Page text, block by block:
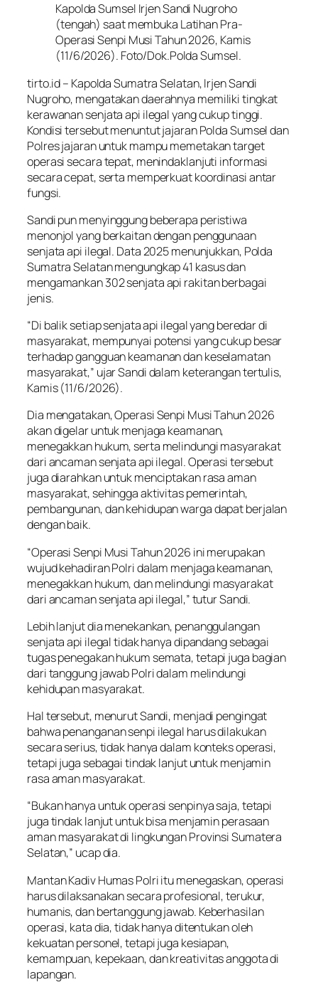
Kapolda Sumsel Irjen Sandi Nugroho
(tengah) saat membuka Latihan Pra-
Operasi Senpi Musi Tahun 2026, Kamis
(11/6/2026). Foto/Dok.Polda Sumsel.
tirto.id – Kapolda Sumatra Selatan, Irjen Sandi
Nugroho, mengatakan daerahnya memiliki tingkat
kerawanan senjata api ilegal yang cukup tinggi.
Kondisi tersebut menuntut jajaran Polda Sumsel dan
Polres jajaran untuk mampu memetakan target
operasi secara tepat, menindaklanjuti informasi
secara cepat, serta memperkuat koordinasi antar
fungsi.
Sandi pun menyinggung beberapa peristiwa
menonjol yang berkaitan dengan penggunaan
senjata api ilegal. Data 2025 menunjukkan, Polda
Sumatra Selatan mengungkap 41 kasus dan
mengamankan 302 senjata api rakitan berbagai
jenis.
“Di balik setiap senjata api ilegal yang beredar di
masyarakat, mempunyai potensi yang cukup besar
terhadap gangguan keamanan dan keselamatan
masyarakat,” ujar Sandi dalam keterangan tertulis,
Kamis (11/6/2026).
Dia mengatakan, Operasi Senpi Musi Tahun 2026
akan digelar untuk menjaga keamanan,
menegakkan hukum, serta melindungi masyarakat
dari ancaman senjata api ilegal. Operasi tersebut
juga diarahkan untuk menciptakan rasa aman
masyarakat, sehingga aktivitas pemerintah,
pembangunan, dan kehidupan warga dapat berjalan
dengan baik.
“Operasi Senpi Musi Tahun 2026 ini merupakan
wujud kehadiran Polri dalam menjaga keamanan,
menegakkan hukum, dan melindungi masyarakat
dari ancaman senjata api ilegal,” tutur Sandi.
Lebih lanjut dia menekankan, penanggulangan
senjata api ilegal tidak hanya dipandang sebagai
tugas penegakan hukum semata, tetapi juga bagian
dari tanggung jawab Polri dalam melindungi
kehidupan masyarakat.
Hal tersebut, menurut Sandi, menjadi pengingat
bahwa penanganan senpi ilegal harus dilakukan
secara serius, tidak hanya dalam konteks operasi,
tetapi juga sebagai tindak lanjut untuk menjamin
rasa aman masyarakat.
“Bukan hanya untuk operasi senpinya saja, tetapi
juga tindak lanjut untuk bisa menjamin perasaan
aman masyarakat di lingkungan Provinsi Sumatera
Selatan,” ucap dia.
Mantan Kadiv Humas Polri itu menegaskan, operasi
harus dilaksanakan secara profesional, terukur,
humanis, dan bertanggung jawab. Keberhasilan
operasi, kata dia, tidak hanya ditentukan oleh
kekuatan personel, tetapi juga kesiapan,
kemampuan, kepekaan, dan kreativitas anggota di
lapangan.